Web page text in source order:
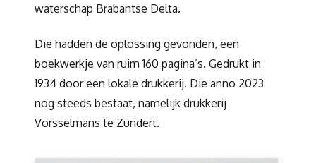
waterschap Brabantse Delta.
Die hadden de oplossing gevonden, een
boekwerkje van ruim 160 pagina’s. Gedrukt in
1934 door een lokale drukkerij. Die anno 2023
nog steeds bestaat, namelijk drukkerij
Vorsselmans te Zundert.